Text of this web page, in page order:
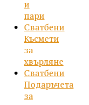
и
пари
Сватбени
Късмети
за
хвърляне
Сватбени
Подаръчета
за